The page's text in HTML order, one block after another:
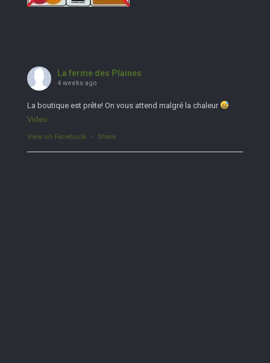
La ferme des Plaines
4 weeks ago
La boutique est prête! On vous attend malgré la chaleur
Video
View on Facebook · Share